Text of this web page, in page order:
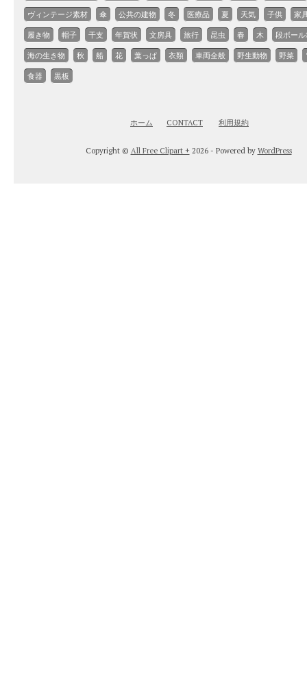
ヴィンテージ素材 傘 公共の建物 冬 医療品 夏 天気 子供 家
履き物 帽子 干支 年賀状 文房具 旅行 昆虫 春 木 段ボー
海の生き物 秋 船 花 葉っぱ 衣類 車両全般 野生動物 野菜
食器 黒板
ホーム CONTACT 利用規約
Copyright © All Free Clipart + 2026 - Powered by WordPress